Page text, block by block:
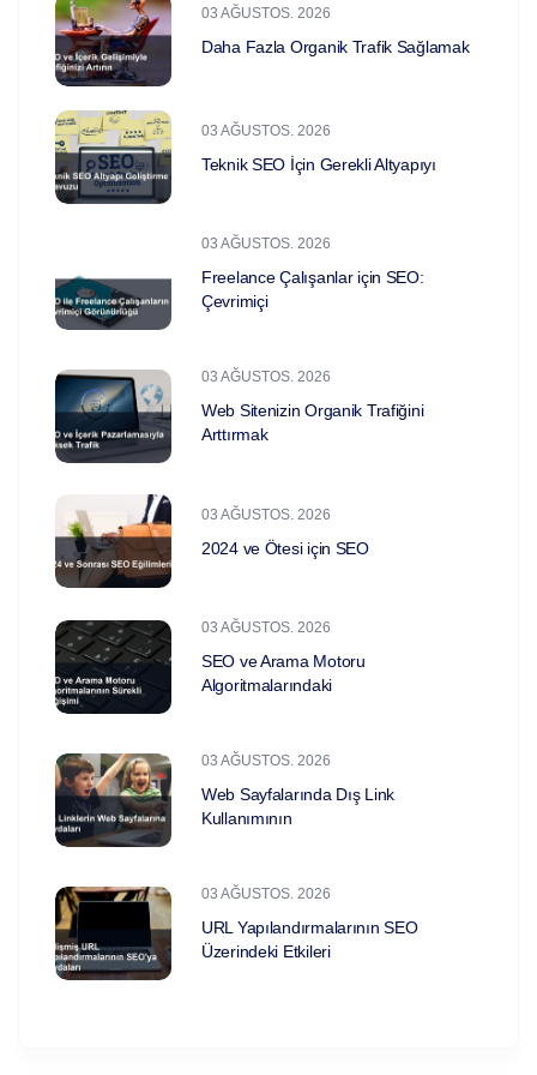
03 AĞUSTOS. 2026
Daha Fazla Organik Trafik Sağlamak
03 AĞUSTOS. 2026
Teknik SEO İçin Gerekli Altyapıyı
03 AĞUSTOS. 2026
Freelance Çalışanlar için SEO:
Çevrimiçi
03 AĞUSTOS. 2026
Web Sitenizin Organik Trafiğini
Arttırmak
03 AĞUSTOS. 2026
2024 ve Ötesi için SEO
03 AĞUSTOS. 2026
SEO ve Arama Motoru
Algoritmalarındaki
03 AĞUSTOS. 2026
Web Sayfalarında Dış Link
Kullanımının
03 AĞUSTOS. 2026
URL Yapılandırmalarının SEO
Üzerindeki Etkileri